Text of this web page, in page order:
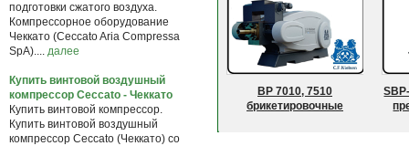
подготовки сжатого воздуха.
Компрессорное оборудование
Чеккато (Ceccato Aria Compressa
SpA).... далее
Купить винтовой воздушный
компрессор Ceccato - Чеккато
Купить винтовой компрессор.
Купить винтовой воздушный
компрессор Ceccato (Чеккато) со
BP 7010, 7510
брикетировочные